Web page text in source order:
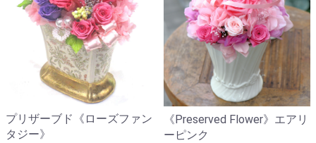
プリザーブド《ローズファン
タジー》
《Preserved Flower》エアリ
ーピンク